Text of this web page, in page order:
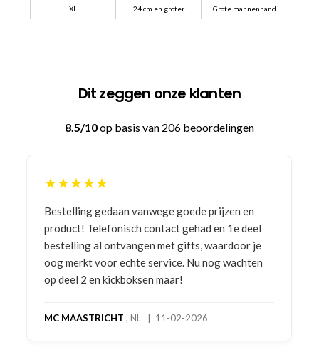
XL 24 cm en groter Grote mannenhand
Dit zeggen onze klanten
8.5/10op basis van 206 beoordelingen
★★★★★
Bestelling gedaan vanwege goede prijzen en
product! Telefonisch contact gehad en 1e deel
bestelling al ontvangen met gifts, waardoor je
oog merkt voor echte service. Nu nog wachten
op deel 2 en kickboksen maar!
MC MAASTRICHT , NL | 11-02-2026